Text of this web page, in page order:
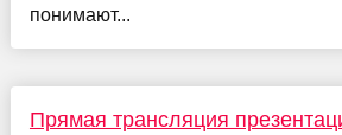
понимают...
Прямая трансляция